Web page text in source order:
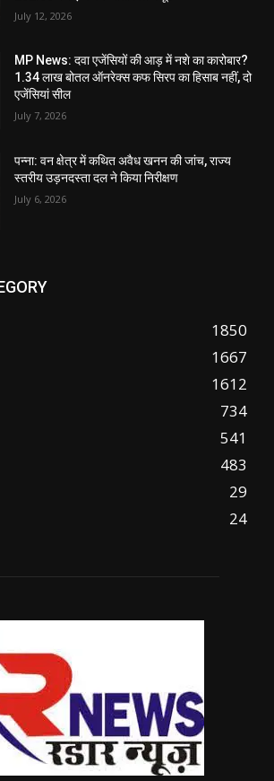
July 12, 2026
MP News: दवा एजेंसियों की आड़ में नशे का कारोबार?
1.34 लाख बोतल ऑनरेक्स कफ सिरप का हिसाब नहीं, दो
एजेंसियां सील
July 7, 2026
पन्ना: वन क्षेत्र में कथित अवैध खनन की जांच, राज्य
स्तरीय उड़नदस्ता दल ने किया निरीक्षण
July 6, 2026
1850
1667
1612
734
541
483
29
24